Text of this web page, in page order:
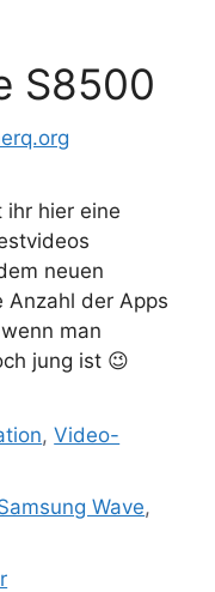
S8500
ihr hier eine
neuen
Anzahl der Apps
man
jung ist 😉
,Video-
Wave,